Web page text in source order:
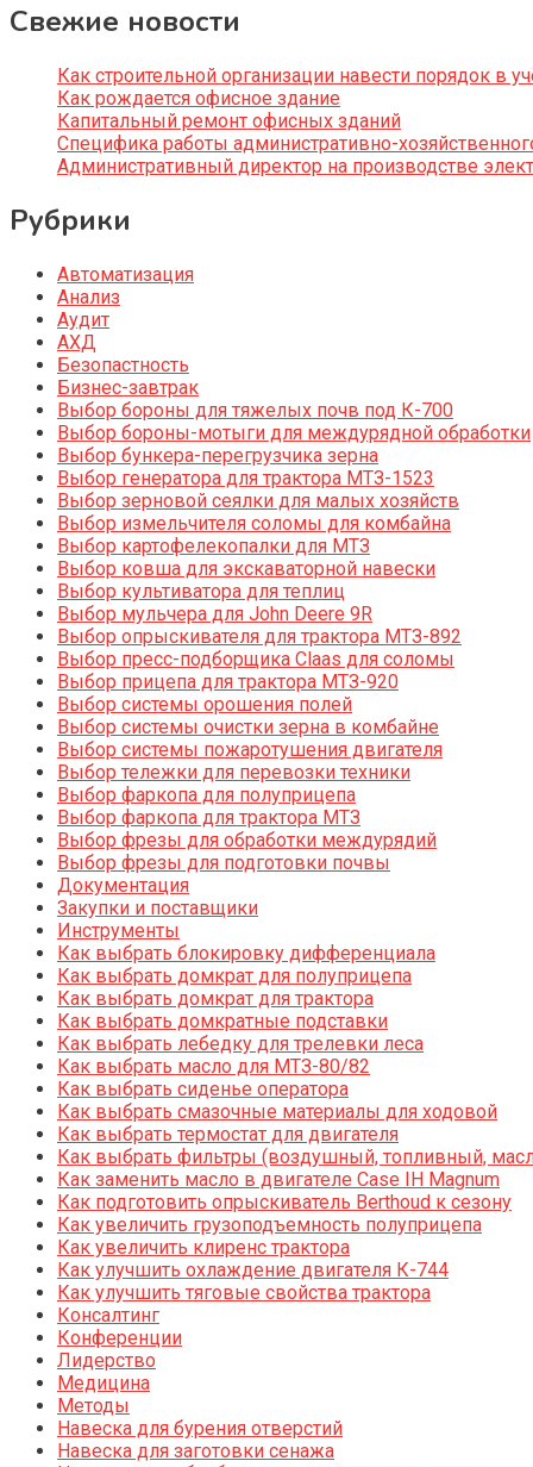
Свежие новости
Как строительной организации навести порядок в
Как рождается офисное здание
Капитальный ремонт офисных зданий
Специфика работы административно-
Административный директор на производстве
Рубрики
Автоматизация
Анализ
Аудит
АХД
Безопастность
Бизнес-завтрак
Выбор бороны для тяжелых почв под К-700
Выбор бороны-мотыги для междурядной обработки
Выбор бункера-перегрузчика зерна
Выбор генератора для трактора МТЗ-1523
Выбор зерновой сеялки для малых хозяйств
Выбор измельчителя соломы для комбайна
Выбор картофелекопалки для МТЗ
Выбор ковша для экскаваторной навески
Выбор культиватора для теплиц
Выбор мульчера для John Deere 9R
Выбор опрыскивателя для трактора МТЗ-892
Выбор пресс-подборщика Claas для соломы
Выбор прицепа для трактора МТЗ-920
Выбор системы орошения полей
Выбор системы очистки зерна в комбайне
Выбор системы пожаротушения двигателя
Выбор тележки для перевозки техники
Выбор фаркопа для полуприцепа
Выбор фаркопа для трактора МТЗ
Выбор фрезы для обработки междурядий
Выбор фрезы для подготовки почвы
Документация
Закупки и поставщики
Инструменты
Как выбрать блокировку дифференциала
Как выбрать домкрат для полуприцепа
Как выбрать домкрат для трактора
Как выбрать домкратные подставки
Как выбрать лебедку для трелевки леса
Как выбрать масло для МТЗ-80/82
Как выбрать сиденье оператора
Как выбрать смазочные материалы для ходовой
Как выбрать термостат для двигателя
Как выбрать фильтры (воздушный, топливный,
Как заменить масло в двигателе Case IH Magnum
Как подготовить опрыскиватель Berthoud к сезону
Как увеличить грузоподъемность полуприцепа
Как увеличить клиренс трактора
Как улучшить охлаждение двигателя К-744
Как улучшить тяговые свойства трактора
Консалтинг
Конференции
Лидерство
Медицина
Методы
Навеска для бурения отверстий
Навеска для заготовки сенажа